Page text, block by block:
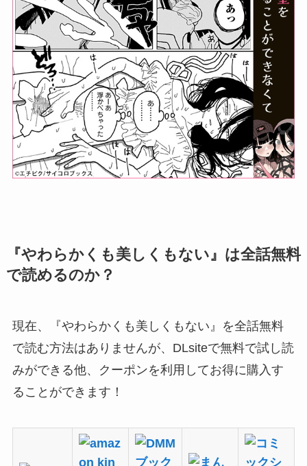
『やわらかくも美しくもない』は全話無料
で読めるのか？
現在、『やわらかくも美しくもない』を全話無料
で読む方法はありませんが、DLsiteで無料で試し読
みができる他、 クーポンを利用してお得に購入す
ることができます！